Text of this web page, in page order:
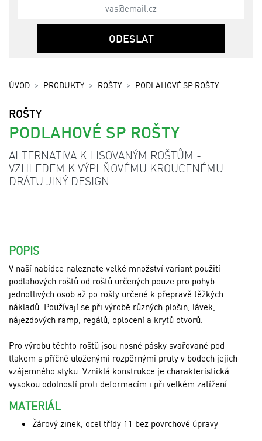
ÚVOD PRODUKTY ROŠTY PODLAHOVÉ SP ROŠTY
ROŠTY
PODLAHOVÉ SP ROŠTY
ALTERNATIVA K LISOVANÝM ROŠTŮM -
VZHLEDEM K VÝPLŇOVÉMU KROUCENÉMU
DRÁTU JINÝ DESIGN
POPIS
V naší nabídce naleznete velké množství variant použití
podlahových roštů od roštů určených pouze pro pohyb
jednotlivých osob až po rošty určené k přepravě těžkých
nákladů. Používají se při výrobě různých plošin, lávek,
nájezdových ramp, regálů, oplocení a krytů otvorů.
Pro výrobu těchto roštů jsou nosné pásky svařované pod
tlakem s příčně uloženými rozpěrnými pruty v bodech jejich
vzájemného styku. Vzniklá konstrukce je charakteristická
vysokou odolností proti deformacím i při velkém zatížení.
MATERIÁL
Žárový zinek, ocel třídy 11 bez povrchové úpravy
ODESLAT